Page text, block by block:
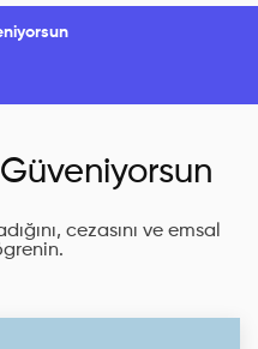
Güveniyorsun
cezasını ve emsal